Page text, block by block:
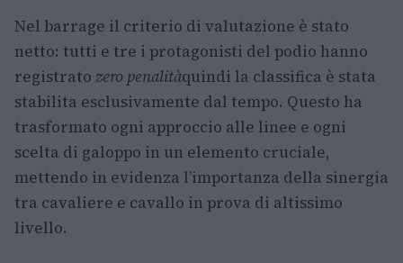
Nel barrage il criterio di valutazione è stato
netto: tutti e tre i protagonisti del podio hanno
registrato zero penalitàquindi la classifica è stata
stabilita esclusivamente dal tempo. Questo ha
trasformato ogni approccio alle linee e ogni
scelta di galoppo in un elemento cruciale,
mettendo in evidenza l’importanza della sinergia
tra cavaliere e cavallo in prova di altissimo
livello.